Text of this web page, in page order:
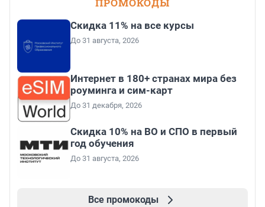
Скидка 11% на все курсы
До 31 августа, 2026
Интернет в 180+ странах мира без
роуминга и сим-карт
До 31 декабря, 2026
Скидка 10% на ВО и СПО в первый
год обучения
До 31 августа, 2026
Все промокоды